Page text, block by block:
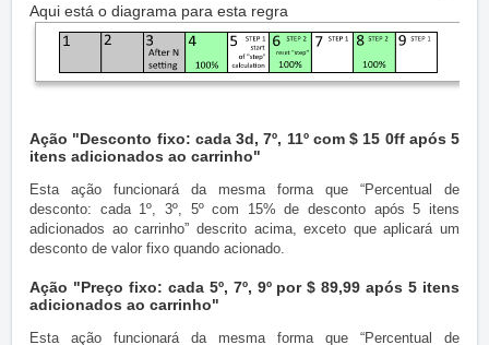
Aqui está o diagrama para esta regra
Ação "Desconto fixo: cada 3d, 7º, 11º com $ 15 0ff após 5
itens adicionados ao carrinho"
Esta ação funcionará da mesma forma que “Percentual de
desconto: cada 1º, 3º, 5º com 15% de desconto após 5 itens
adicionados ao carrinho” descrito acima, exceto que aplicará um
desconto de valor fixo quando acionado.
Ação "Preço fixo: cada 5º, 7º, 9º por $ 89,99 após 5 itens
adicionados ao carrinho"
Esta ação funcionará da mesma forma que “Percentual de